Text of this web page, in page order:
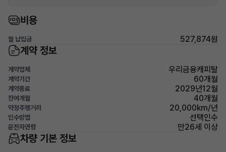
비용
월 납입금 527,874원
계약 정보
계약업체 우리금융캐피탈
계약기간 60개월
계약종료 2029년12월
잔여개월 40개월
약정주행거리 20,000km/년
인수방법 선택인수
운전자연령 만26세 이상
차량 기본 정보